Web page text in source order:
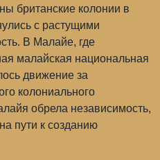
британские колонии в
с растущими
В Малайе, где
малайская национальная
движение за
колониального
обрела независимость,
пути к созданию